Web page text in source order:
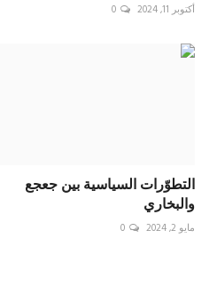
أكتوبر 11, 2024 0
التطوّرات السياسية بين جعجع
والبخاري
مايو 2, 2024 0